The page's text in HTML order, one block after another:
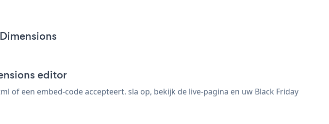
editor
of een embed-code accepteert. sla op, bekijk de live-pagina en uw Black Friday